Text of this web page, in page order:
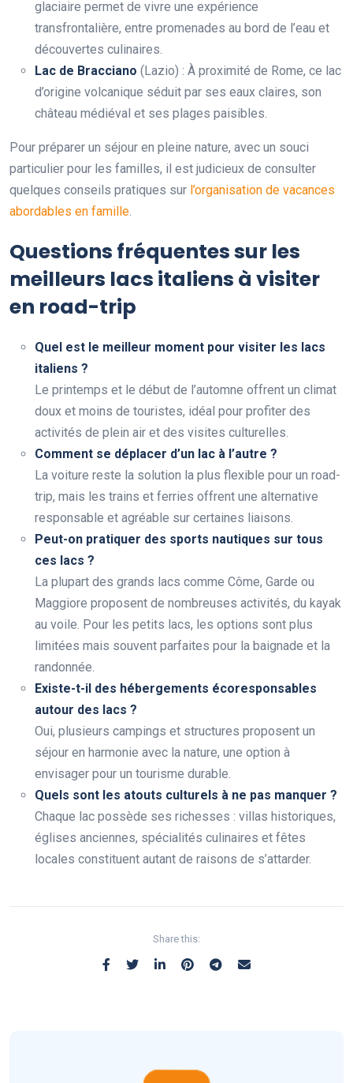
glaciaire permet de vivre une expérience
transfrontalière, entre promenades au bord de l’eau et
découvertes culinaires.
Lac de Bracciano (Lazio) : À proximité de Rome, ce lac
d’origine volcanique séduit par ses eaux claires, son
château médiéval et ses plages paisibles.
Pour préparer un séjour en pleine nature, avec un souci
particulier pour les familles, il est judicieux de consulter
quelques conseils pratiques sur l’organisation de vacances
abordables en famille
Questions fréquentes sur les
meilleurs lacs italiens à visiter
en road-trip
Quel est le meilleur moment pour visiter les lacs
italiens ?
Le printemps et le début de l’automne offrent un climat
doux et moins de touristes, idéal pour profiter des
activités de plein air et des visites culturelles.
Comment se déplacer d’un lac à l’autre ?
La voiture reste la solution la plus flexible pour un road-
trip, mais les trains et ferries offrent une alternative
responsable et agréable sur certaines liaisons.
Peut-on pratiquer des sports nautiques sur tous
ces lacs ?
La plupart des grands lacs comme Côme, Garde ou
Maggiore proposent de nombreuses activités, du kayak
au voile. Pour les petits lacs, les options sont plus
limitées mais souvent parfaites pour la baignade et la
randonnée.
Existe-t-il des hébergements écoresponsables
autour des lacs ?
Oui, plusieurs campings et structures proposent un
séjour en harmonie avec la nature, une option à
envisager pour un tourisme durable.
Quels sont les atouts culturels à ne pas manquer ?
Chaque lac possède ses richesses : villas historiques,
églises anciennes, spécialités culinaires et fêtes
locales constituent autant de raisons de s’attarder.
Share this: